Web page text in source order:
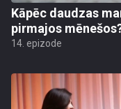
Kāpēc daudzas
pirmajos
14. epizode